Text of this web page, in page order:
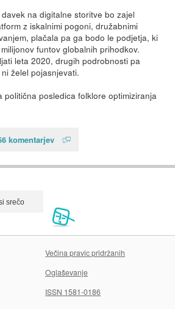
na digitalne storitve bo zajel
z iskalnimi pogoni, družabnimi
plačala pa ga bodo le podjetja, ki
funtov globalnih prihodkov.
leta 2020, drugih podrobnosti pa
želel pojasnjevati.
politična posledica folklore optimiziranja
komentarjev
Večina pravic pridržanih
Oglaševanje
ISSN 1581-0186